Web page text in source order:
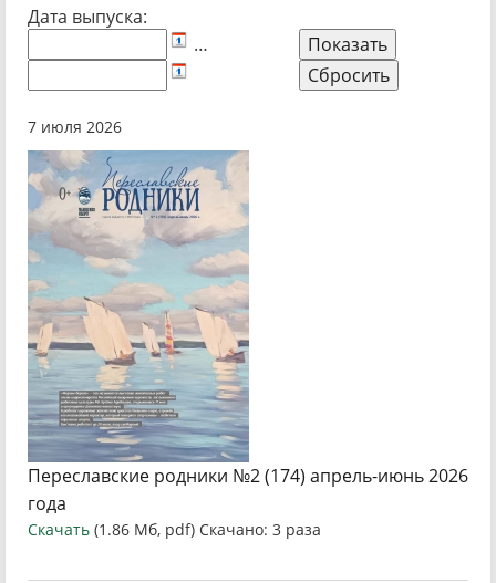
Дата выпуска:
…
7 июля 2026
Переславские родники №2 (174) апрель-июнь 2026
года
Скачать (1.86 Мб, pdf) Скачано: 3 раза